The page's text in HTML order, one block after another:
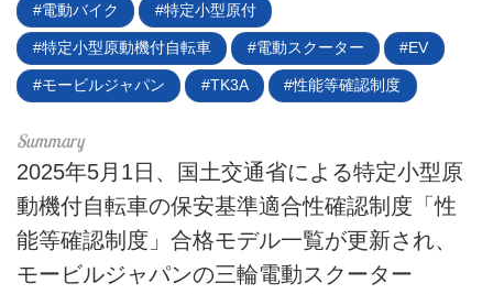
HOME
EV
電動バイク
電動キックボード
ライフスタイル
電動バイク 特定小型原付
特定小型原動機付自転車 電動スクーター EV
モービルジャパン TK3A 性能等確認制度
2025年5月1日、国土交通省による特定小型原
動機付自転車の保安基準適合性確認制度「性
能等確認制度」合格モデル一覧が更新され、
モービルジャパンの三輪電動スクーター